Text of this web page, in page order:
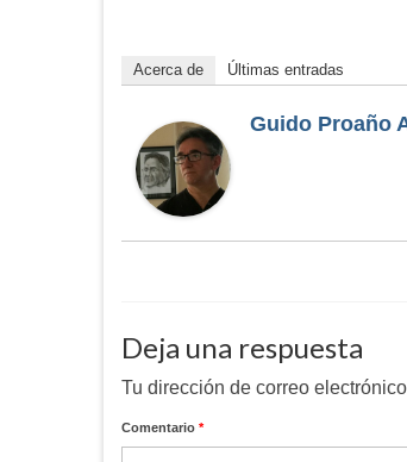
Acerca de Últimas entradas
Guido Proaño
Deja una respuesta
Tu dirección de correo
Comentario *